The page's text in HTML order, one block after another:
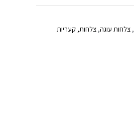
, צלחות עוגה, צלחות, קעריות